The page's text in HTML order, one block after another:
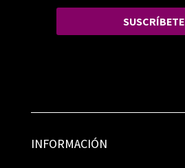
SUSCRÍBETE
INFORMACIÓN